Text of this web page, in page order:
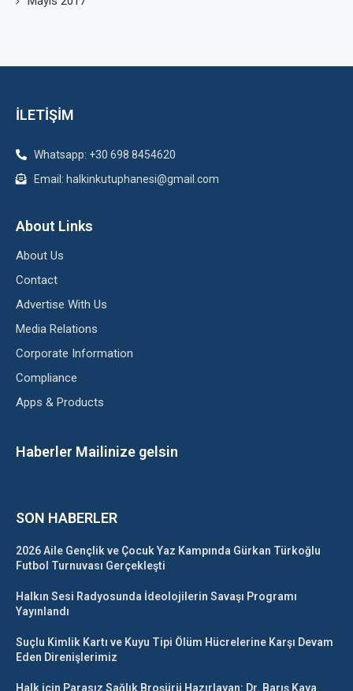
İLETİŞİM
Whatsapp: +30 698 8454620
Email: halkinkutuphanesi@gmail.com
About Links
About Us
Contact
Advertise With Us
Media Relations
Corporate Information
Compliance
Apps & Products
Haberler Mailinize gelsin
SON HABERLER
2026 Aile Gençlik ve Çocuk Yaz Kampında Gürkan Türkoğlu
Futbol Turnuvası Gerçekleşti
Halkın Sesi Radyosunda İdeolojilerin Savaşı Programı
Yayınlandı
Suçlu Kimlik Kartı ve Kuyu Tipi Ölüm Hücrelerine Karşı Devam
Eden Direnişlerimiz
Halk için Parasız Sağlık Broşürü Hazırlayan: Dr. Barış Kaya